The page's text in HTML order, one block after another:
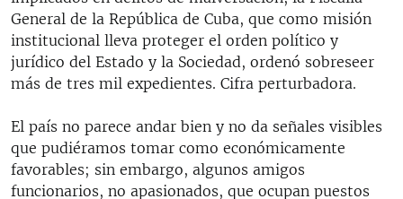
General de la República de Cuba, que como misión
institucional lleva proteger el orden político y
jurídico del Estado y la Sociedad, ordenó sobreseer
más de tres mil expedientes. Cifra perturbadora.
El país no parece andar bien y no da señales visibles
que pudiéramos tomar como económicamente
favorables; sin embargo, algunos amigos
funcionarios, no apasionados, que ocupan puestos